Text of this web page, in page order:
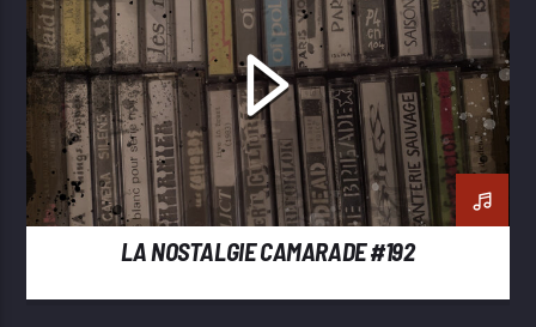
LA NOSTALGIE CAMARADE #192